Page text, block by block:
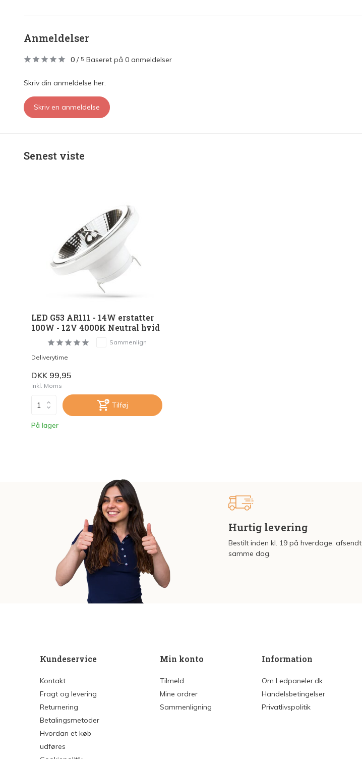
Anmeldelser
0 / 5 Baseret på 0 anmeldelser
Skriv din anmeldelse her.
Skriv en anmeldelse
Senest viste
LED G53 AR111 - 14W erstatter
100W - 12V 4000K Neutral hvid
Sammenlign
Deliverytime
DKK 99,95
Inkl. Moms
Tilføj
På lager
Hurtig levering
Bestilt inden kl. 19 på hverdage, afsendt
samme dag.
Kundeservice
Kontakt
Fragt og levering
Returnering
Betalingsmetoder
Hvordan et køb
udføres
Min konto
Tilmeld
Mine ordrer
Sammenligning
Information
Om Ledpaneler.dk
Handelsbetingelser
Privatlivspolitik